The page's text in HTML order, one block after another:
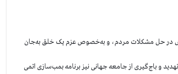
در حل مشکلات مردم، و به‌خصوص عزم یک خلق به‌جان
و باج‌گیری از جامعه‌ جهانی نیز برنامه بمب‌سازی اتمی